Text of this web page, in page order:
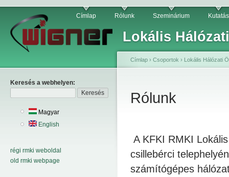
Lokális
Címlap Rólunk Szeminárium Kutatás
Keresés a webhelyen:
Magyar
English
régi rmki weboldal
old rmki webpage
Címlap › Csoportok › Lokális Hálózati
Rólunk
A KFKI RMKI
csillebérci
számítógépes